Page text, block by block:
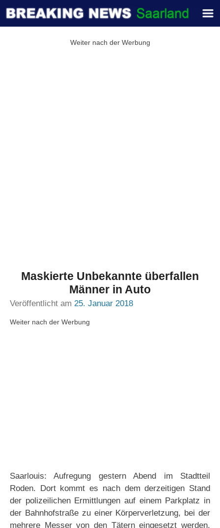
Weiter nach der Werbung
Maskierte Unbekannte überfallen
Männer in Auto
Veröffentlicht am 25. Januar 2018
Weiter nach der Werbung
Saarlouis: Aufregung gestern Abend im Stadtteil
Roden. Dort kommt es nach dem derzeitigen Stand
der polizeilichen Ermittlungen auf einem Parkplatz in
der Bahnhofstraße zu einer Körperverletzung, bei der
mehrere Messer von den Tätern eingesetzt werden.